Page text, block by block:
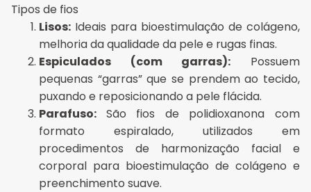
Tipos de fios
Lisos: Ideais para bioestimulação de colágeno,
melhoria da qualidade da pele e rugas finas.
Espiculados (com garras): Possuem
pequenas “garras” que se prendem ao tecido,
puxando e reposicionando a pele flácida.
Parafuso: São fios de polidioxanona com
formato espiralado, utilizados em
procedimentos de harmonização facial e
corporal para bioestimulação de colágeno e
preenchimento suave.